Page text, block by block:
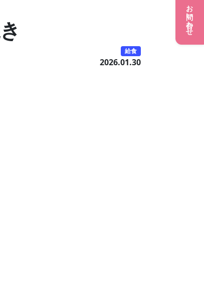
お問い合わせ
給食
2026.01.30